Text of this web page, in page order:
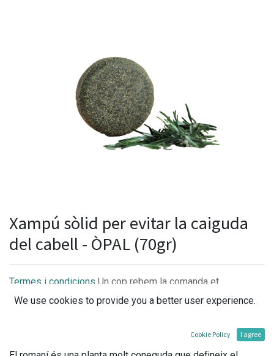
Xampú sòlid per evitar la caiguda
del cabell - ÒPAL (70gr)
Termes i condicions Un cop rebem la comanda et
confirmarem la disponibilitat i els terminis per l'entrega.
We use cookies to provide you a better user experience.
Cookie Policy I agree